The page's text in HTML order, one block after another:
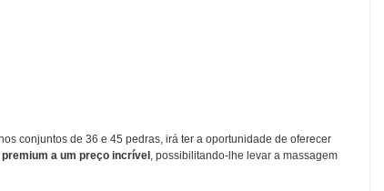
conjuntos de 36 e 45 pedras, irá ter a oportunidade de oferecer
premium a um preço incrível , possibilitando-lhe levar a massagem